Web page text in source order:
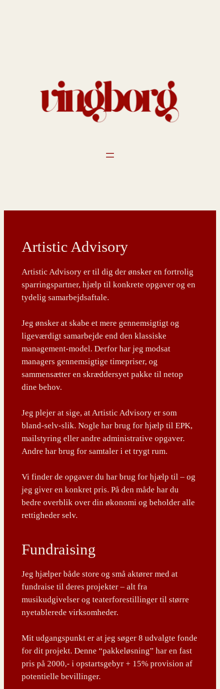
Artistic Advisory
Artistic Advisory er til dig der ønsker en fortrolig
sparringspartner, hjælp til konkrete opgaver og en
tydelig samarbejdsaftale.
Jeg ønsker at skabe et mere gennemsigtigt og
ligeværdigt samarbejde end den klassiske
management-model. Derfor har jeg modsat
managers gennemsigtige timepriser, og
sammensætter en skræddersyet pakke til netop
dine behov.
Jeg plejer at sige, at Artistic Advisory er som
bland-selv-slik. Nogle har brug for hjælp til EPK,
mailstyring eller andre administrative opgaver.
Andre har brug for samtaler i et trygt rum.
Vi finder de opgaver du har brug for hjælp til – og
jeg giver en konkret pris. På den måde har du
bedre overblik over din økonomi og beholder alle
rettigheder selv.
Fundraising
Jeg hjælper både store og små aktører med at
fundraise til deres projekter – alt fra
musikudgivelser og teaterforestillinger til større
nyetablerede virksomheder.
Mit udgangspunkt er at jeg søger 8 udvalgte fonde
for dit projekt. Denne “pakkeløsning” har en fast
pris på 2000,- i opstartsgebyr + 15% provision af
potentielle bevillinger.